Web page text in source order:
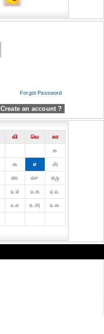
Forgot Password
Create an account ?
வி வெ
கா
௧
௬ ௭
௮
௰௩ ௰௪
௰௫
௨௰ ௨௧
௨௨
௨௭ ௨௮
௨௯